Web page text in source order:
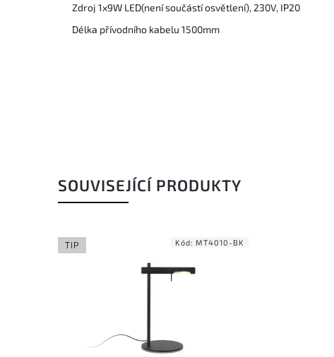
Zdroj 1x9W LED(není součástí osvětlení), 230V, IP20
Délka přívodního kabelu 1500mm
SOUVISEJÍCÍ PRODUKTY
TIP Kód: MT4010-BK